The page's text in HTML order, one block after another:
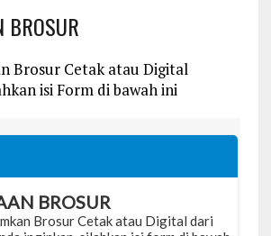
BROSUR
Brosur Cetak atau Digital
isi Form di bawah ini